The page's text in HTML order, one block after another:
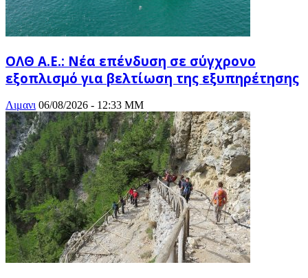
ΟΛΘ Α.Ε.: Νέα επένδυση σε σύγχρονο
εξοπλισμό για βελτίωση της εξυπηρέτησης
Λιμανι 06/08/2026 - 12:33 ΜΜ